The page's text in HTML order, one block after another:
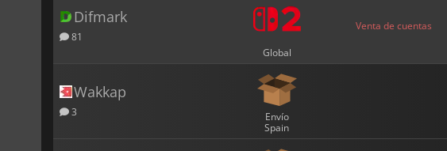
Difmark
81
Global
Venta de cuentas
Wakkap
3
Envío
Spain